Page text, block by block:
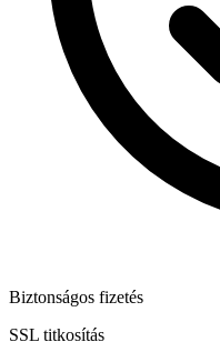
Biztonságos fizetés
SSL titkosítás